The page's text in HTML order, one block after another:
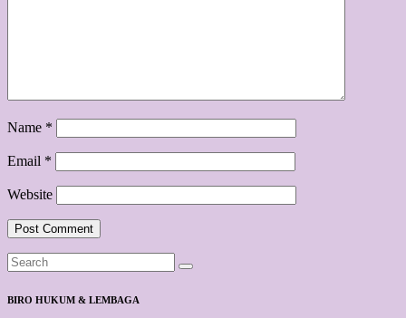
Name *
Email *
Website
BIRO HUKUM & LEMBAGA